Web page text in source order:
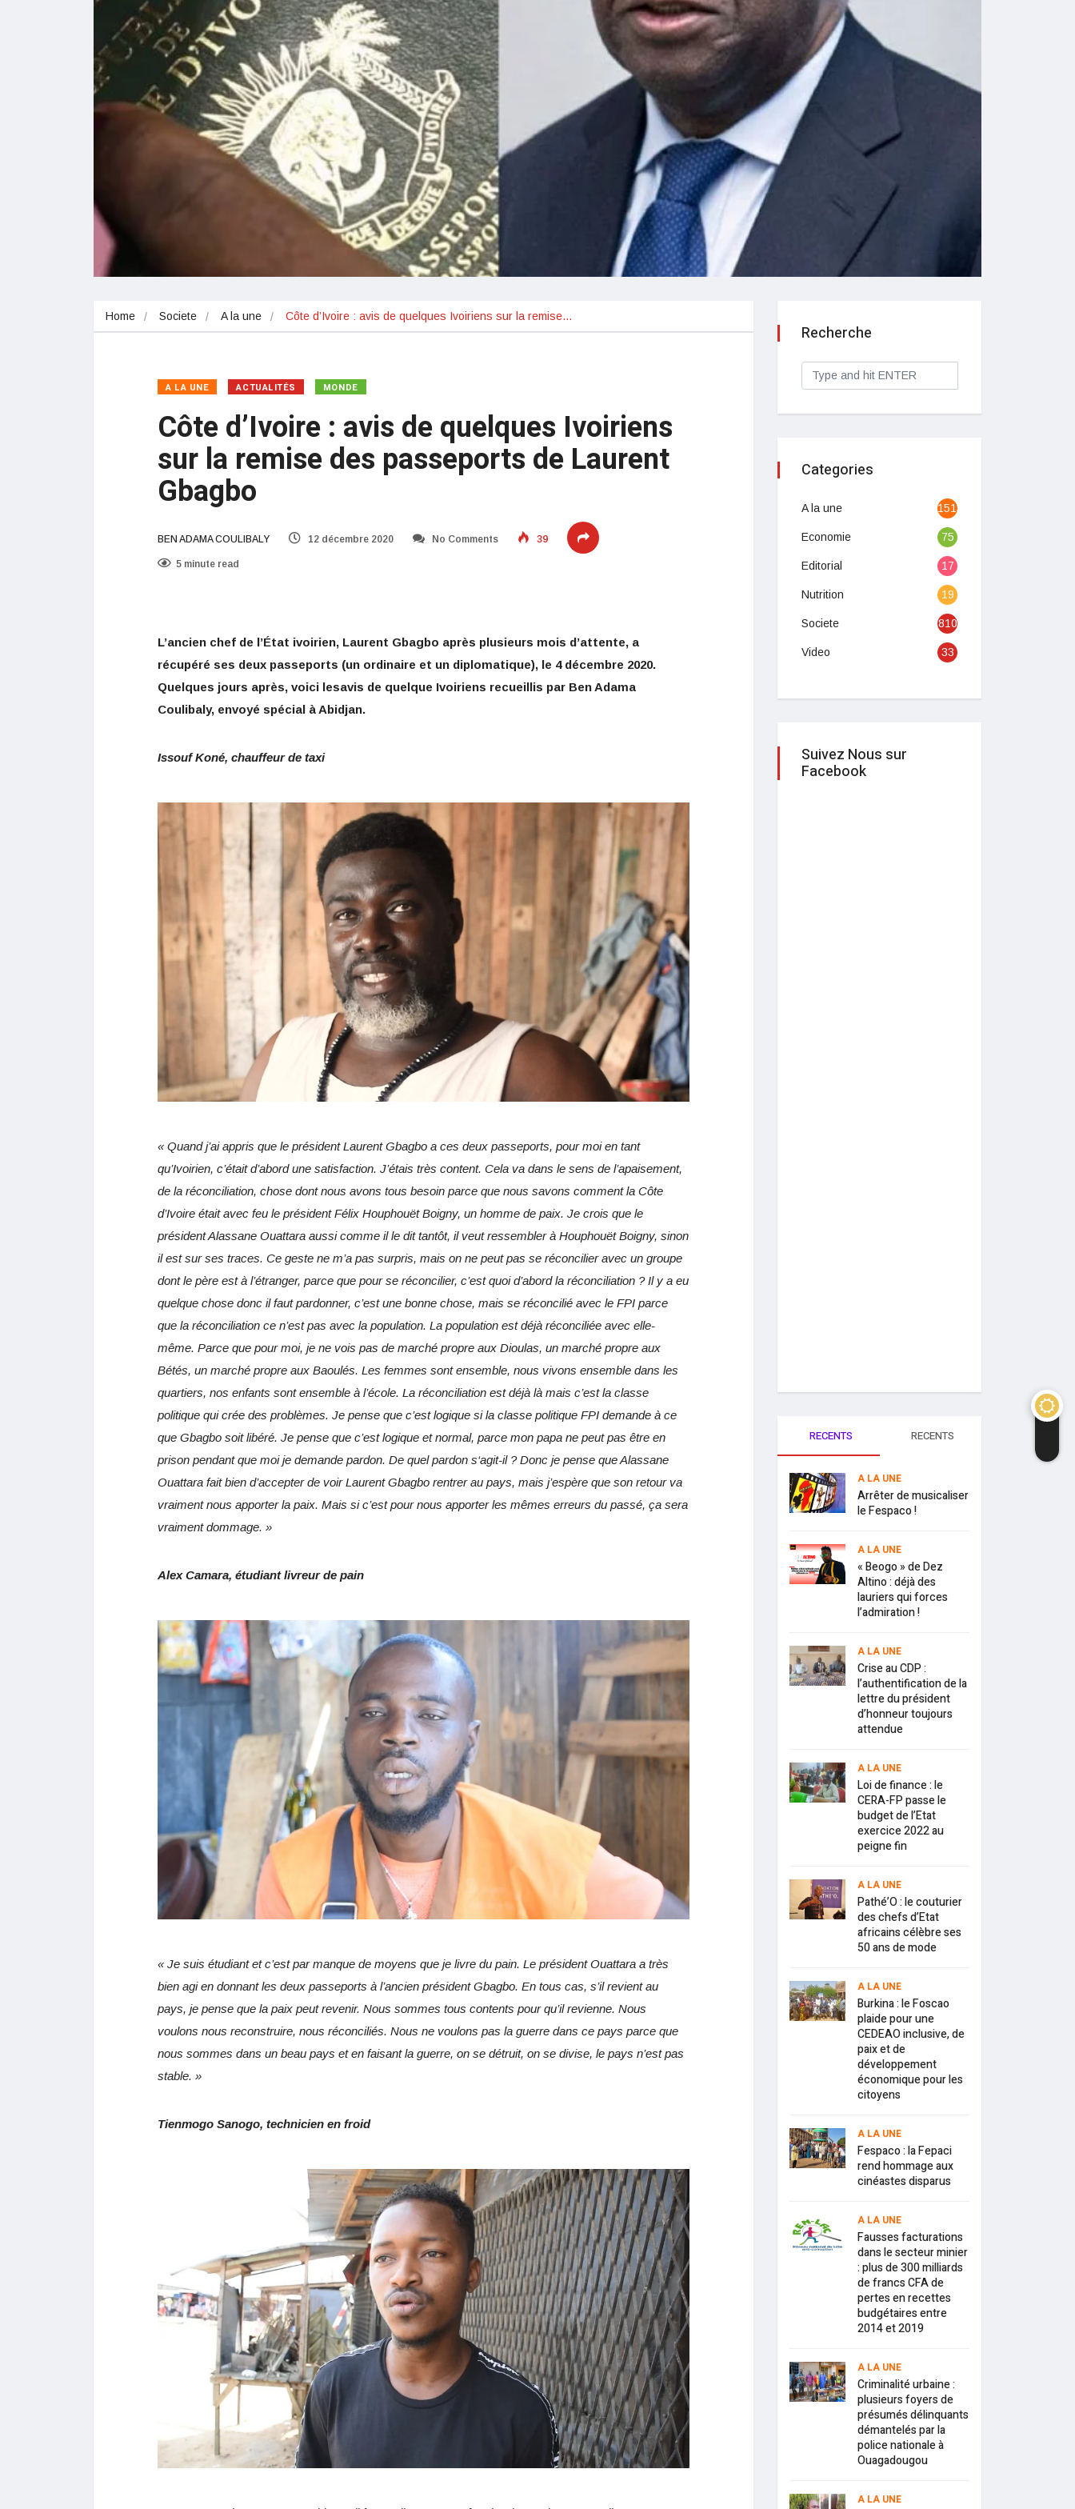
Home Societe A la une Côte d’Ivoire : avis de quelques Ivoiriens sur la remise…
A LA UNE ACTUALITÉS MONDE
Côte d’Ivoire : avis de quelques Ivoiriens
sur la remise des passeports de Laurent
Gbagbo
BEN ADAMA COULIBALY 12 décembre 2020 No Comments 39
5 minute read
L’ancien chef de l’État ivoirien, Laurent Gbagbo après plusieurs mois d’attente, a
récupéré ses deux passeports (un ordinaire et un diplomatique), le 4 décembre 2020.
Quelques jours après, voici lesavis de quelque Ivoiriens recueillis par Ben Adama
Coulibaly, envoyé spécial à Abidjan.
Issouf Koné, chauffeur de taxi
« Quand j’ai appris que le président Laurent Gbagbo a ces deux passeports, pour moi en tant
qu’Ivoirien, c’était d’abord une satisfaction. J’étais très content. Cela va dans le sens de l’apaisement,
de la réconciliation, chose dont nous avons tous besoin parce que nous savons comment la Côte
d’Ivoire était avec feu le président Félix Houphouët Boigny, un homme de paix. Je crois que le
président Alassane Ouattara aussi comme il le dit tantôt, il veut ressembler à Houphouët Boigny, sinon
il est sur ses traces. Ce geste ne m’a pas surpris, mais on ne peut pas se réconcilier avec un groupe
dont le père est à l’étranger, parce que pour se réconcilier, c’est quoi d’abord la réconciliation ? Il y a eu
quelque chose donc il faut pardonner, c’est une bonne chose, mais se réconcilié avec le FPI parce
que la réconciliation ce n’est pas avec la population. La population est déjà réconciliée avec elle-
même. Parce que pour moi, je ne vois pas de marché propre aux Dioulas, un marché propre aux
Bétés, un marché propre aux Baoulés. Les femmes sont ensemble, nous vivons ensemble dans les
quartiers, nos enfants sont ensemble à l’école. La réconciliation est déjà là mais c’est la classe
politique qui crée des problèmes. Je pense que c’est logique si la classe politique FPI demande à ce
que Gbagbo soit libéré. Je pense que c’est logique et normal, parce mon papa ne peut pas être en
prison pendant que moi je demande pardon. De quel pardon s‘agit-il ? Donc je pense que Alassane
Ouattara fait bien d’accepter de voir Laurent Gbagbo rentrer au pays, mais j’espère que son retour va
vraiment nous apporter la paix. Mais si c’est pour nous apporter les mêmes erreurs du passé, ça sera
vraiment dommage. »
Alex Camara, étudiant livreur de pain
« Je suis étudiant et c’est par manque de moyens que je livre du pain. Le président Ouattara a très
bien agi en donnant les deux passeports à l’ancien président Gbagbo. En tous cas, s’il revient au
pays, je pense que la paix peut revenir. Nous sommes tous contents pour qu’il revienne. Nous
voulons nous reconstruire, nous réconciliés. Nous ne voulons pas la guerre dans ce pays parce que
nous sommes dans un beau pays et en faisant la guerre, on se détruit, on se divise, le pays n’est pas
stable. »
Tienmogo Sanogo, technicien en froid
Recherche
Categories
A la une 1513
Economie 75
Editorial 17
Nutrition 19
Societe 810
Video 33
Suivez Nous sur
Facebook
RECENTS RECENTS
A LA UNE
Arrêter de musicaliser
le Fespaco !
A LA UNE
« Beogo » de Dez
Altino : déjà des
lauriers qui forces
l’admiration !
A LA UNE
Crise au CDP :
l’authentification de la
lettre du président
d’honneur toujours
attendue
A LA UNE
Loi de finance : le
CERA-FP passe le
budget de l’Etat
exercice 2022 au
peigne fin
A LA UNE
Pathé’O : le couturier
des chefs d’Etat
africains célèbre ses
50 ans de mode
A LA UNE
Burkina : le Foscao
plaide pour une
CEDEAO inclusive, de
paix et de
développement
économique pour les
citoyens
A LA UNE
Fespaco : la Fepaci
rend hommage aux
cinéastes disparus
A LA UNE
Fausses facturations
dans le secteur minier
: plus de 300 milliards
de francs CFA de
pertes en recettes
budgétaires entre
2014 et 2019
A LA UNE
Criminalité urbaine :
plusieurs foyers de
présumés délinquants
démantelés par la
police nationale à
Ouagadougou
A LA UNE